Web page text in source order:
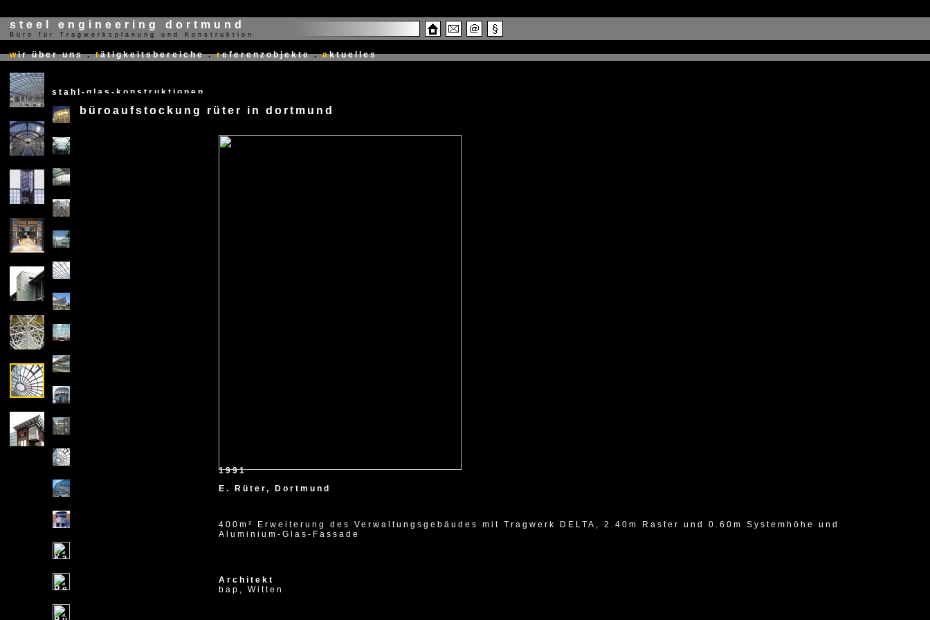
steel engineering dortmund
Büro für Tragwerksplanung und Konstruktion
wir über uns . tätigkeitsbereiche . referenzobjekte . aktuelles
stahl-glas-konstruktionen
X
büroaufstockung rüter in dortmund
1991
E. Rüter, Dortmund
400m² Erweiterung des Verwaltungsgebäudes mit Tragwerk DELTA, 2.40m Raster und 0.60m Systemhöhe und
Aluminium-Glas-Fassade
Architekt
bap, Witten